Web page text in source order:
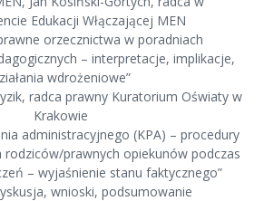
Edukacji Włączającej MEN
orzecznictwa w poradniach
– interpretacje, implikacje,
wdrożeniowe”
radca prawny Kuratorium Oświaty w
Krakowie
administracyjnego (KPA) – procedury
rodziców/prawnych opiekunów podczas
– wyjaśnienie stanu faktycznego”
wnioski, podsumowanie